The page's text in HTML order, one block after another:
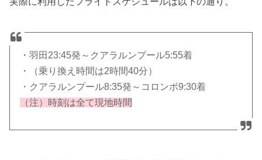
・羽田23:45発～クアラルンプール5:55着
・（乗り換え時間は2時間40分）
・クアラルンプール8:35発～コロンボ9:30着
（注）時刻は全て現地時間